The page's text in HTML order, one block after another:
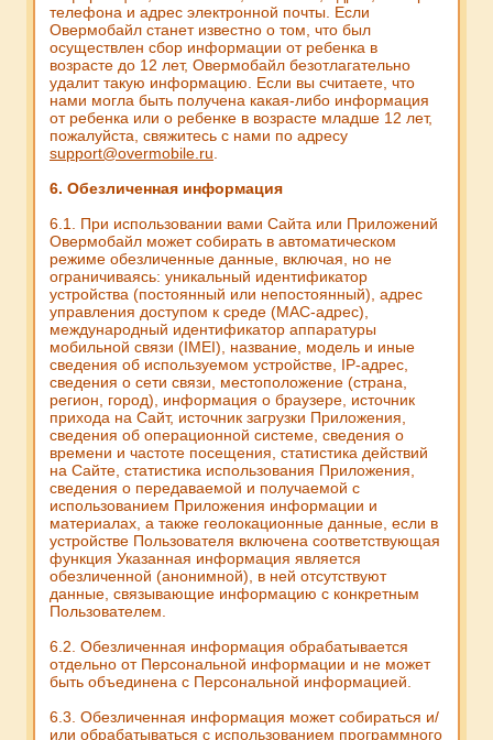
телефона и адрес электронной почты. Если
Овермобайл станет известно о том, что был
осуществлен сбор информации от ребенка в
возрасте до 12 лет, Овермобайл безотлагательно
удалит такую информацию. Если вы считаете, что
нами могла быть получена какая-либо информация
от ребенка или о ребенке в возрасте младше 12 лет,
пожалуйста, свяжитесь с нами по адресу
support@overmobile.ru
6. Обезличенная информация
6.1. При использовании вами Сайта или Приложений
Овермобайл может собирать в автоматическом
режиме обезличенные данные, включая, но не
ограничиваясь: уникальный идентификатор
устройства (постоянный или непостоянный), адрес
управления доступом к среде (MAC-адрес),
международный идентификатор аппаратуры
мобильной связи (IMEI), название, модель и иные
сведения об используемом устройстве, IP-адрес,
сведения о сети связи, местоположение (страна,
регион, город), информация о браузере, источник
прихода на Сайт, источник загрузки Приложения,
сведения об операционной системе, сведения о
времени и частоте посещения, статистика действий
на Сайте, статистика использования Приложения,
сведения о передаваемой и получаемой с
использованием Приложения информации и
материалах, а также геолокационные данные, если в
устройстве Пользователя включена соответствующая
функция Указанная информация является
обезличенной (анонимной), в ней отсутствуют
данные, связывающие информацию с конкретным
Пользователем.
6.2. Обезличенная информация обрабатывается
отдельно от Персональной информации и не может
быть объединена с Персональной информацией.
6.3. Обезличенная информация может собираться и/
или обрабатываться с использованием программного